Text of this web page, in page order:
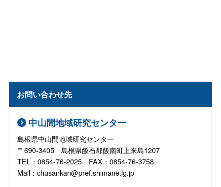
お問い合わせ先
中山間地域研究センター
島根県中山間地域研究センター
〒690-3405 島根県飯石郡飯南町上来島1207
TEL：0854-76-2025 FAX：0854-76-3758
Mail：chusankan@pref.shimane.lg.jp